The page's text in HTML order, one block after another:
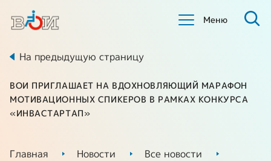
Меню
На предыдущую страницу
ВОИ ПРИГЛАШАЕТ НА ВДОХНОВЛЯЮЩИЙ МАРАФОН
МОТИВАЦИОННЫХ СПИКЕРОВ В РАМКАХ КОНКУРСА
«ИНВАСТАРТАП»
Главная Новости
Все новости